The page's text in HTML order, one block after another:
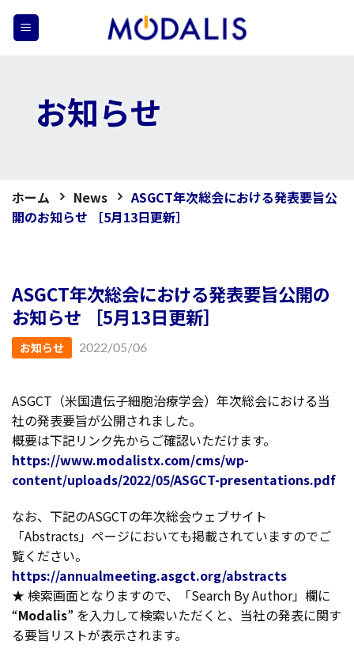
お知らせ
ホーム News
ASGCT年次総会における発表要旨公
開のお知らせ ［5月13日更新］
ASGCT年次総会における発表要旨公開の
お知らせ ［5月13日更新］
お知らせ 2022/05/06
ASGCT（米国遺伝子細胞治療学会）年次総会における当
社の発表要旨が公開されました。
概要は下記リンク先からご確認いただけます。
https://www.modalistx.com/cms/wp-
content/uploads/2022/05/ASGCT-presentations.pdf
なお、下記のASGCTの年次総会ウェブサイト
「Abstracts」ページにおいても掲載されていますのでご
覧ください。
https://annualmeeting.asgct.org/abstracts
★ 検索画面となりますので、「Search By Author」欄に
“Modalis” を入力して検索いただくと、当社の発表に関す
る要旨リストが表示されます。